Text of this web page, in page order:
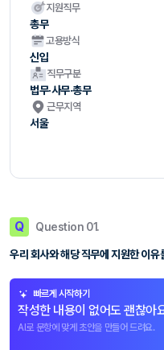
지원직무
총무
고용방식
신입
직무구분
법무·사무·총무
근무지역
서울
Q Question 01.
우리 회사와 해당 직무에 지원한 이
빠르게 시작하기
작성한 내용이 없어도 괜찮아
AI로 문항에 맞게 초안을 만들어 드려요.